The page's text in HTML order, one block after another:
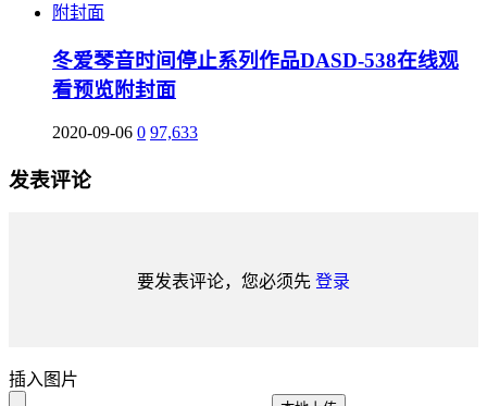
冬爱琴音时间停止系列作品DASD-538在线观
看预览附封面
2020-09-06 0 97,633
发表评论
要发表评论，您必须先 登录
插入图片